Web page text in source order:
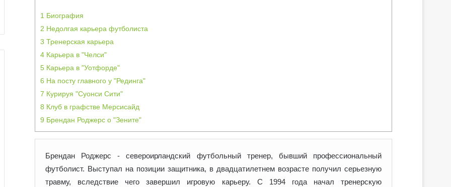
1 Биография
2 Недолгая карьера футболиста
3 Тренерская карьера
4 Карьера в "Челси"
5 Карьера в "Уотфорде"
6 На посту главного у "Рединга"
7 Курируя "Суонси Сити"
8 Клуб в графстве Мерсисайд
9 Брендан Роджерс о "Зените"
Брендан Роджерс - североирландский футбольный тренер, бывший профессиональный
футболист. Выступал на позиции защитника, в двадцатилетнем возрасте получил серьезную
травму, вследствие чего завершил игровую карьеру. С 1994 года начал тренерскую